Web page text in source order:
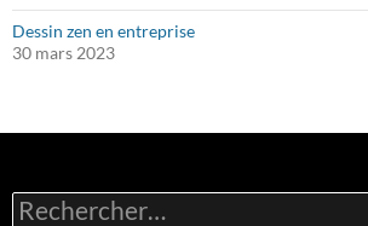
Dessin zen en entreprise
30 mars 2023
Rechercher :